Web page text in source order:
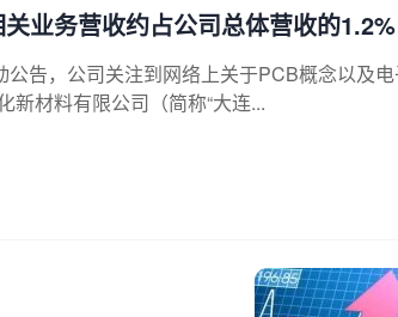
业务营收约占公司总体营收的1.2%
告，公司关注到网络上关于PCB概念以及
材料有限公司（简称“大连...